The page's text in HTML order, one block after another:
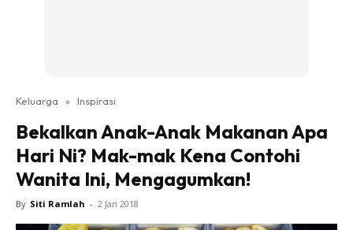
Keluarga » Inspirasi
Bekalkan Anak-Anak Makanan Apa
Hari Ni? Mak-mak Kena Contohi
Wanita Ini, Mengagumkan!
By Siti Ramlah - 2 Jan 2018